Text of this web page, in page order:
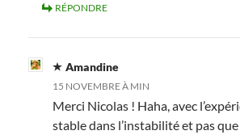
RÉPONDRE
Amandine
15 NOVEMBRE À MIN
Merci Nicolas ! Haha, avec
stable dans l’instabilité et pas que